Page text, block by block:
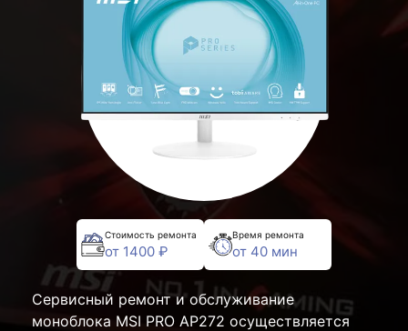
Стоимость ремонта
от 1400 ₽
Время ремонта
от 40 мин
Сервисный ремонт и обслуживание
моноблока MSI PRO AP272 осуществляется